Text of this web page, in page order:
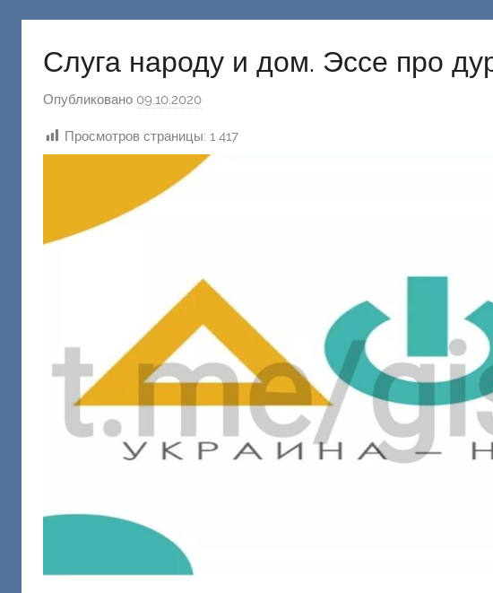
Донецкий
Слуга народу и дом. Эссе про
Опубликовано 09.10.2020
т
о
а
и
Д
о
е
Просмотров страницы: 1 417